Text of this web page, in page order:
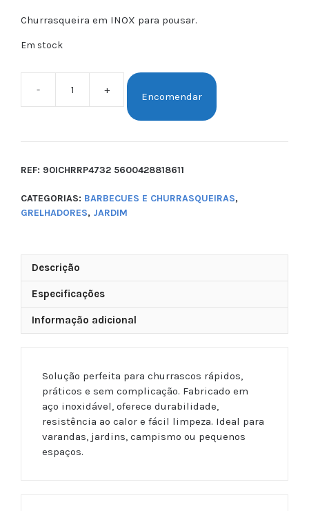
Churrasqueira em INOX para pousar.
Em stock
- +
Encomendar
REF: 90ICHRRP4732 5600428818611
CATEGORIAS: BARBECUES E CHURRASQUEIRAS,
GRELHADORES, JARDIM
Descrição
Especificações
Informação adicional
Solução perfeita para churrascos rápidos,
práticos e sem complicação. Fabricado em
aço inoxidável, oferece durabilidade,
resistência ao calor e fácil limpeza. Ideal para
varandas, jardins, campismo ou pequenos
espaços.